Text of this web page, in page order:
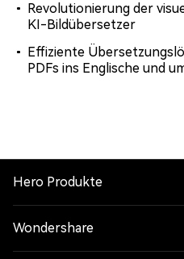
Revolutionierung der
KI-Bildübersetzer
Effiziente
PDFs ins Englische und
Hero Produkte
Wondershare